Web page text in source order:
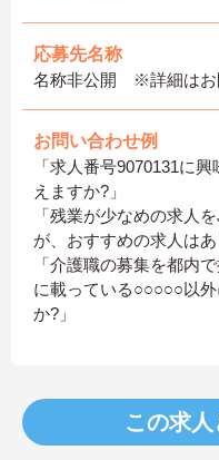
応募先名称
名称非公開 ※詳細はお
お問い合わせ例
「求人番号9070131に
えますか?」
「残業が少なめの求人
が、おすすめの求人はあ
「介護職の募集を都内
に載っている○○○○○以
か?」
この求